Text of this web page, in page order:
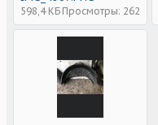
598,4 КБ Просмотры: 262